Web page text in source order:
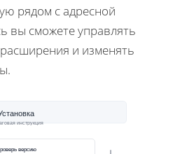
рядом с адресной
вы сможете управлять
и изменять
инструкция
версию